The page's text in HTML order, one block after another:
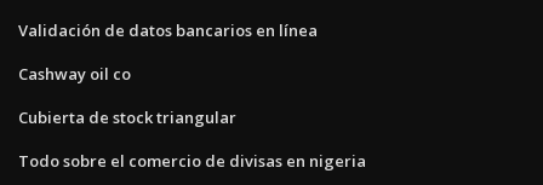
Validación de datos bancarios en línea
Cashway oil co
Cubierta de stock triangular
Todo sobre el comercio de divisas en nigeria